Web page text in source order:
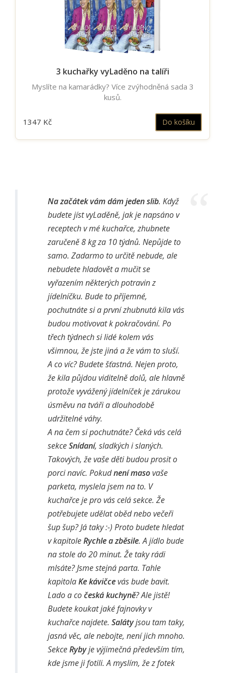
3 kuchařky vyLaděno na talíři
Myslíte na kamarádky? Více zvýhodněná sada 3
kusů.
Do košíku
1347 Kč
Na začátek vám dám jeden slib. Když
budete jíst vyLaděně, jak je napsáno v
receptech v mé kuchařce, zhubnete
zaručeně 8 kg za 10 týdnů. Nepůjde to
samo. Zadarmo to určitě nebude, ale
nebudete hladovět a mučit se
vyřazením některých potravin z
jídelníčku. Bude to příjemné,
pochutnáte si a první zhubnutá kila vás
budou motivovat k pokračování. Po
třech týdnech si lidé kolem vás
všimnou, že jste jiná a že vám to sluší.
A co víc? Budete šťastná. Nejen proto,
že kila půjdou viditelně dolů, ale hlavně
protože vyvážený jídelníček je zárukou
úsměvu na tváři a dlouhodobě
udržitelné váhy.
A na čem si pochutnáte? Čeká vás celá
sekceSnídaní, sladkých i slaných.
Takových, že vaše děti budou prosit o
porci navíc. Pokudnení masovaše
parketa, myslela jsem na to. V
kuchařce je pro vás celá sekce. Že
potřebujete udělat oběd nebo večeři
šup šup? Já taky :-) Proto budete hledat
v kapitoleRychle a zběsile. A jídlo bude
na stole do 20 minut. Že taky rádi
mlsáte? Jsme stejná parta. Tahle
kapitolaKe kávičcevás bude bavit.
Lado a cočeská kuchyně? Ale jistě!
Budete koukat jaké fajnovky v
kuchařce najdete. Salátyjsou tam taky,
jasná věc, ale nebojte, není jich mnoho.
SekceRybyje výjimečná především tím,
kde jsme ji fotili. A myslím, že z fotek